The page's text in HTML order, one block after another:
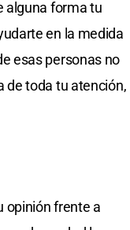
alguna forma tu
en la medida
esas personas no
de toda tu atención,
opinión frente a